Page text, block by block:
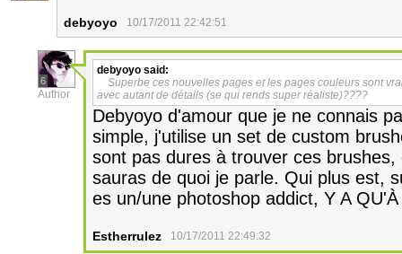
debyoyo 10/17/2011 22:42:51
6
Author
debyoyo said:
Superbe ces nouvelles pages et les pages couleurs sont
avec autant de détails (se qui rends super réaliste)????
Debyoyo d'amour que je ne connais
simple, j'utilise un set de custom
sont pas dures à trouver ces
sauras de quoi je parle. Qui plus est,
es un/une photoshop addict, Y A
Estherrulez 10/17/2011 22:49:32